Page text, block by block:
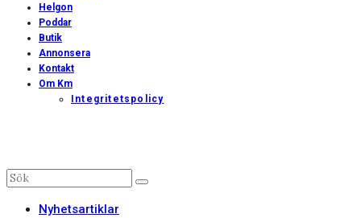
Helgon
Poddar
Butik
Annonsera
Kontakt
Om Km
Integritetspolicy
Nyhetsartiklar